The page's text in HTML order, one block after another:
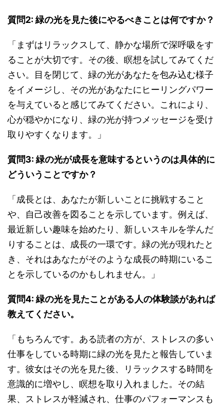
質問2: 緑の光を見た後にやるべきことは何ですか？
「まずはリラックスして、静かな場所で深呼吸をす
ることが大切です。その後、瞑想を試してみてくだ
さい。目を閉じて、緑の光があなたを包み込む様子
をイメージし、その光があなたにヒーリングパワー
を与えていると感じてみてください。これにより、
心が穏やかになり、緑の光が持つメッセージを受け
取りやすくなります。」
質問3: 緑の光が成長を意味するというのは具体的に
どういうことですか？
「成長とは、あなたが新しいことに挑戦すること
や、自己改善を図ることを示しています。例えば、
最近新しい趣味を始めたり、新しいスキルを学んだ
りすることは、成長の一環です。緑の光が現れたと
き、それはあなたがそのような成長の時期にいるこ
とを示しているのかもしれません。」
質問4: 緑の光を見たことがある人の体験談があれば
教えてください。
「もちろんです。ある読者の方が、ストレスの多い
仕事をしている時期に緑の光を見たと報告していま
す。彼女はその光を見た後、リラックスする時間を
意識的に増やし、瞑想を取り入れました。その結
果、ストレスが軽減され、仕事のパフォーマンスも